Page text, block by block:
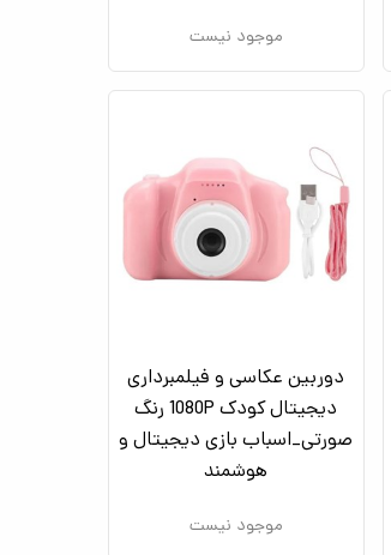
موجود نیست
دوربین عکاسی و فیلمبرداری
دیجیتال کودک 1080P رنگ
صورتی_اسباب بازی دیجیتال و
هوشمند
موجود نیست